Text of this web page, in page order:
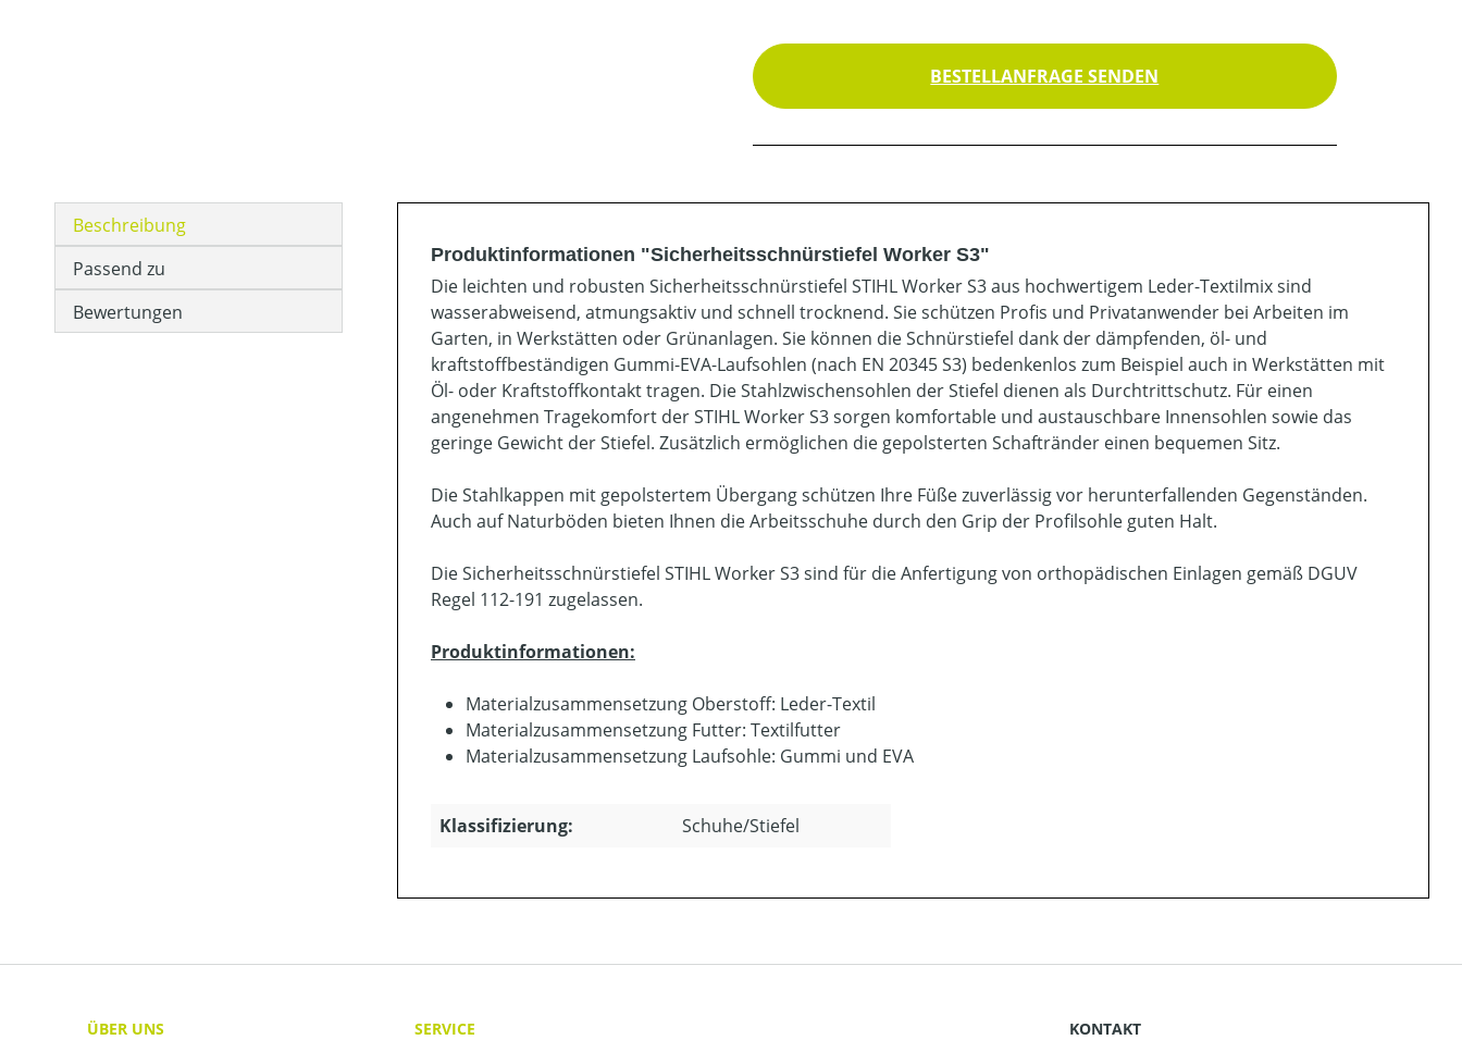
BESTELLANFRAGE SENDEN
Beschreibung
Passend zu
Bewertungen
Produktinformationen "Sicherheitsschnürstiefel Worker S3"
Die leichten und robusten Sicherheitsschnürstiefel STIHL Worker S3 aus hochwertigem Leder-Textilmix sind
wasserabweisend, atmungsaktiv und schnell trocknend. Sie schützen Profis und Privatanwender bei Arbeiten im
Garten, in Werkstätten oder Grünanlagen. Sie können die Schnürstiefel dank der dämpfenden, öl- und
kraftstoffbeständigen Gummi-EVA-Laufsohlen (nach EN 20345 S3) bedenkenlos zum Beispiel auch in Werkstätten mit
Öl- oder Kraftstoffkontakt tragen. Die Stahlzwischensohlen der Stiefel dienen als Durchtrittschutz. Für einen
angenehmen Tragekomfort der STIHL Worker S3 sorgen komfortable und austauschbare Innensohlen sowie das
geringe Gewicht der Stiefel. Zusätzlich ermöglichen die gepolsterten Schaftränder einen bequemen Sitz.
Die Stahlkappen mit gepolstertem Übergang schützen Ihre Füße zuverlässig vor herunterfallenden Gegenständen.
Auch auf Naturböden bieten Ihnen die Arbeitsschuhe durch den Grip der Profilsohle guten Halt.
Die Sicherheitsschnürstiefel STIHL Worker S3 sind für die Anfertigung von orthopädischen Einlagen gemäß DGUV
Regel 112-191 zugelassen.
Produktinformationen:
Materialzusammensetzung Oberstoff: Leder-Textil
Materialzusammensetzung Futter: Textilfutter
Materialzusammensetzung Laufsohle: Gummi und EVA
Klassifizierung: Schuhe/Stiefel
ÜBER UNS
SERVICE
KONTAKT